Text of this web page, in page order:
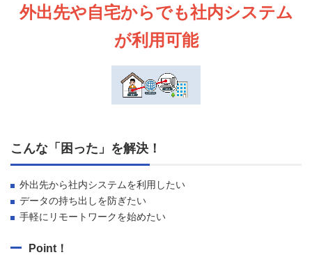
外出先や自宅からでも社内システム
が利用可能
こんな「困った」を解決！
外出先から社内システムを利用したい
データの持ち出しを防ぎたい
手軽にリモートワークを始めたい
Point！